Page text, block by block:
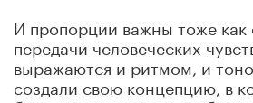
И пропорции важны тоже как
передачи человеческих
выражаются и ритмом, и
создали свою концепцию, в